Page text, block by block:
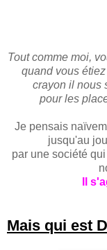
Toutcomme moi,
quand vous
crayon il nous
pour les
Je pensais
jusqu'au
par une société
l
Mais qui est D